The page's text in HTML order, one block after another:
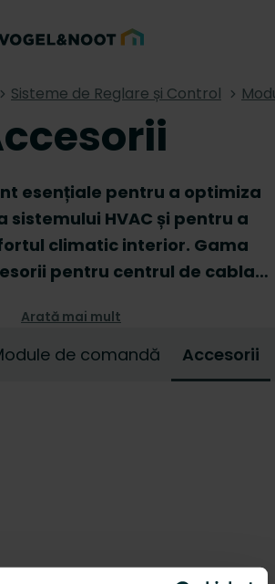
Sisteme de Reglare și Control
esențiale pentru a optimiza
HVAC și pentru a
climatic interior. Gama
pentru centrul de cablare
completă și profesională a
cablare și, prin extensie, a
de încălzire prin pardoseală.
Arată mai mult
de comandă Accesorii